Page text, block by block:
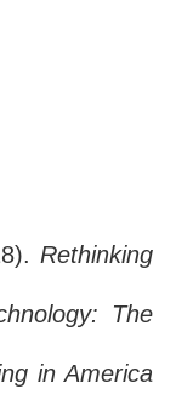
Rethinking
The
in America